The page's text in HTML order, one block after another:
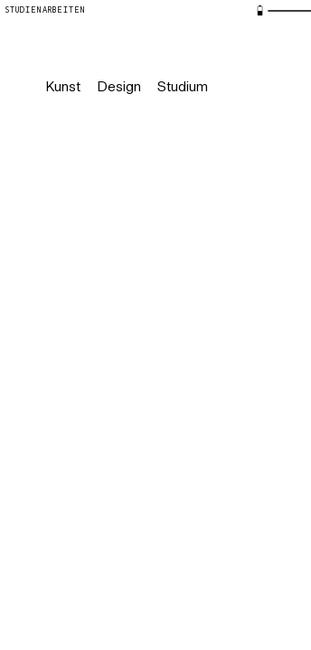
STUDIENARBEITEN
Kunst Design Studium